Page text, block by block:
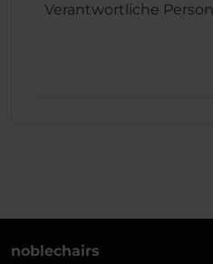
Verantwortliche Person
noblechairs